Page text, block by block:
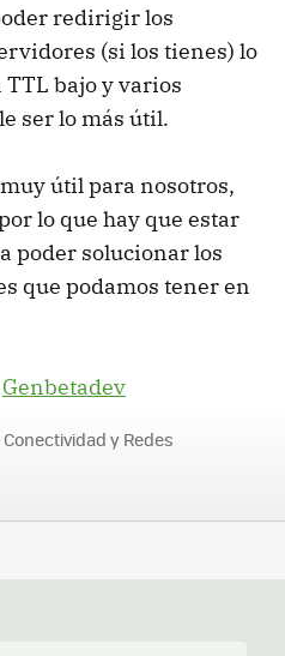
redirigir los
(si los tienes) lo
bajo y varios
ser lo más útil.
útil para nosotros,
lo que hay que estar
poder solucionar los
que podamos tener en
Genbetadev
Conectividad y Redes